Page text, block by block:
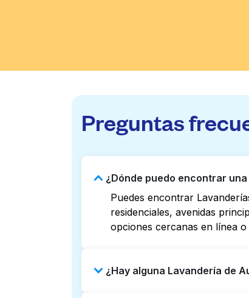
Preguntas
¿Dónde puedo encontrar
Puedes encontrar
residenciales, avenidas
opciones cercanas en línea
¿Hay alguna Lavandería de